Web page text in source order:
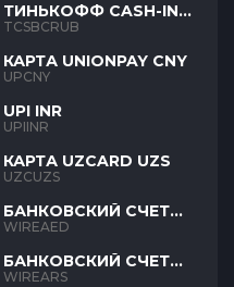
ТИНЬКОФФ CASH-IN
RUB
TCSBCRUB
КАРТА UNIONPAY CNY
UPCNY
UPI INR
UPIINR
КАРТА UZCARD UZS
UZCUZS
БАНКОВСКИЙ СЧЕТ
AED
WIREAED
БАНКОВСКИЙ СЧЕТ
ARS
WIREARS